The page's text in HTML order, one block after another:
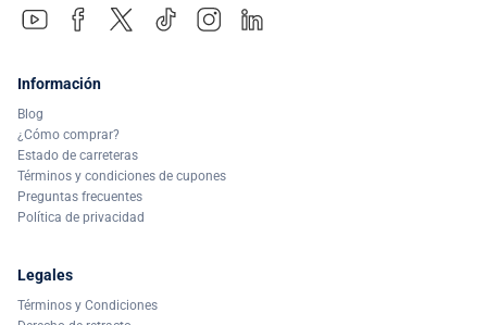
Información
Blog
¿Cómo comprar?
Estado de carreteras
Términos y condiciones de cupones
Preguntas frecuentes
Política de privacidad
Legales
Términos y Condiciones